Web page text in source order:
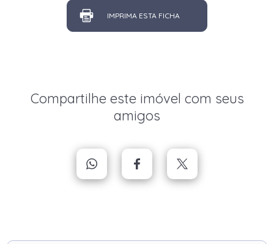
IMPRIMA ESTA FICHA
Compartilhe este imóvel com seus
amigos